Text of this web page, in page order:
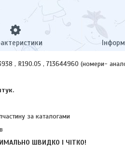
, R190.05 , 713644960 (номери-
за каталогами
ШВИДКО І ЧІТКО!